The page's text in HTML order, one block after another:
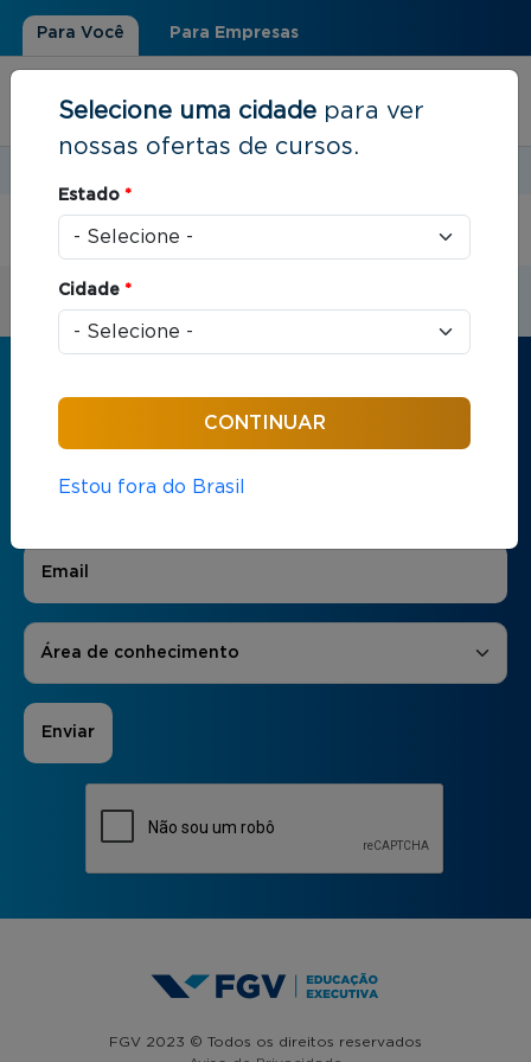
Para Você Para Empresas
Você está aqui
Receba informações sobre os cursos
E-mail*
Áreas de Interesse
Área de conhecimento
FGV 2023 © Todos os direitos reservados
Selecione uma cidade para ver
nossas ofertas de cursos.
Estado *
Cidade *
Estou fora do Brasil